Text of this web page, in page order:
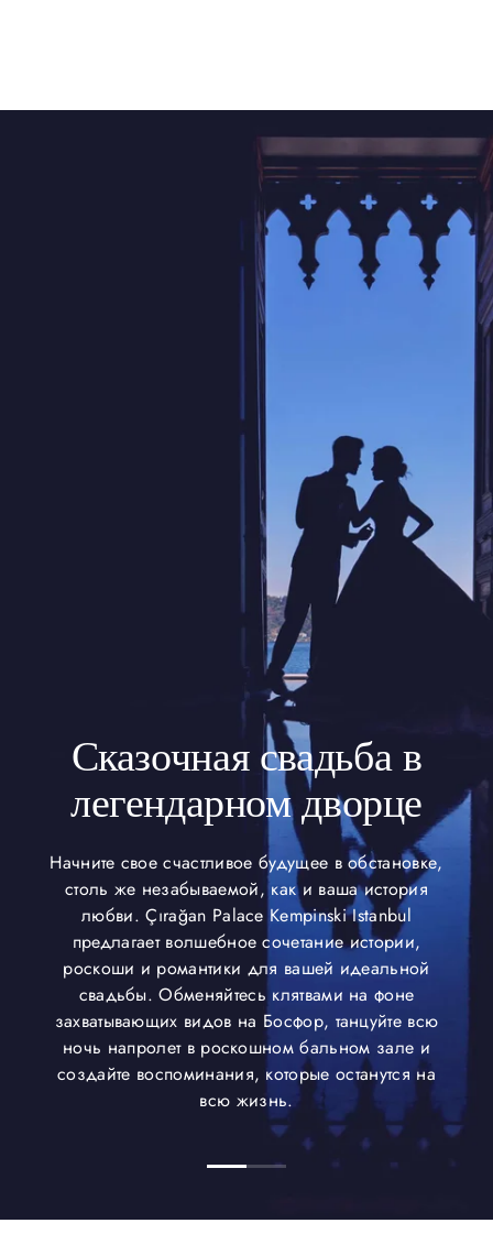
Сказочная свадьба в
легендарном дворце
Начните свое счастливое будущее в обстановке,
столь же незабываемой, как и ваша история
любви. Çırağan Palace Kempinski Istanbul
предлагает волшебное сочетание истории,
роскоши и романтики для вашей идеальной
свадьбы. Обменяйтесь клятвами на фоне
захватывающих видов на Босфор, танцуйте всю
ночь напролет в роскошном бальном зале и
создайте воспоминания, которые останутся на
всю жизнь.